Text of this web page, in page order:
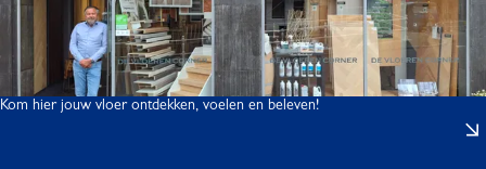
r
l
s
p
o
t
Kom hier jouw vloer ontdekken, voelen en beleven!